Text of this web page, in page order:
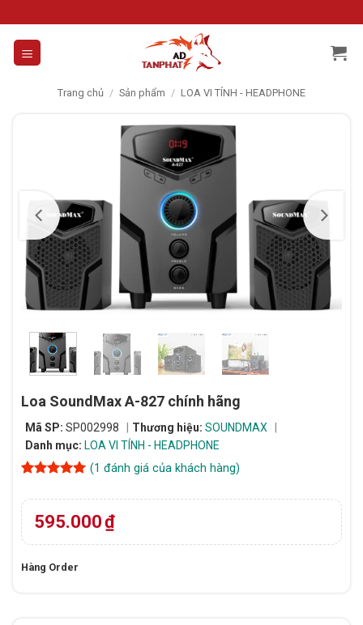
to
content
Trang chủ / Sản phẩm / LOA VI TÍNH - HEADPHONE
Loa SoundMax A-827 chính hãng
Mã SP: SP002998 Thương hiệu: SOUNDMAX
Danh mục: LOA VI TÍNH - HEADPHONE
dựa trên
đánh giá
(1 đánh giá của khách hàng)
595.000₫
Hàng Order